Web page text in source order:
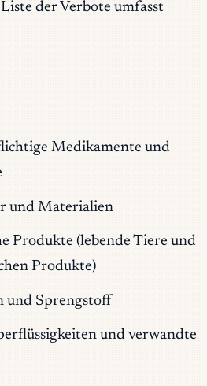
der Verbote umfasst
Medikamente und
und Materialien
Produkte (lebende Tiere und
Produkte)
und Sprengstoff
und verwandte